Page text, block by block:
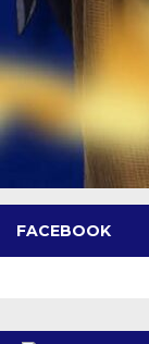
FACEBOOK